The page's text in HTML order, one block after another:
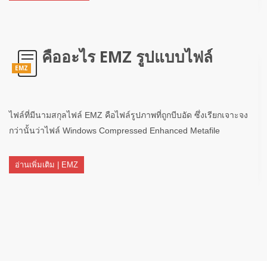
EMZ
คืออะไร EMZ รูปแบบไฟล์
ไฟล์ที่มีนามสกุลไฟล์ EMZ คือไฟล์รูปภาพที่ถูกบีบอัด ซึ่งเรียกเจาะจง
กว่านั้นว่าไฟล์ Windows Compressed Enhanced Metafile
อ่านเพิ่มเติม | EMZ